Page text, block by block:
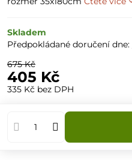
Skladem
Předpokládané doručení dne:
675 Kč
405 Kč
335 Kč bez DPH